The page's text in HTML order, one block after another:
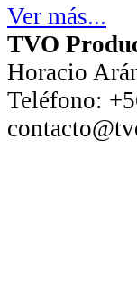
Ver más...
TVO
Horacio
Teléfono: